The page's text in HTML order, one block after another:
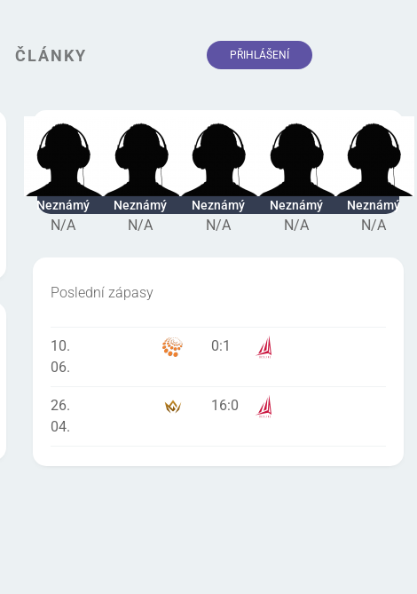
ČLÁNKY PŘIHLÁŠENÍ
Neznámý
N/A
Neznámý
N/A
Neznámý
N/A
Neznámý
N/A
Neznámý
N/A
Poslední zápasy
10.
06.
0:1
26.
04.
16:0